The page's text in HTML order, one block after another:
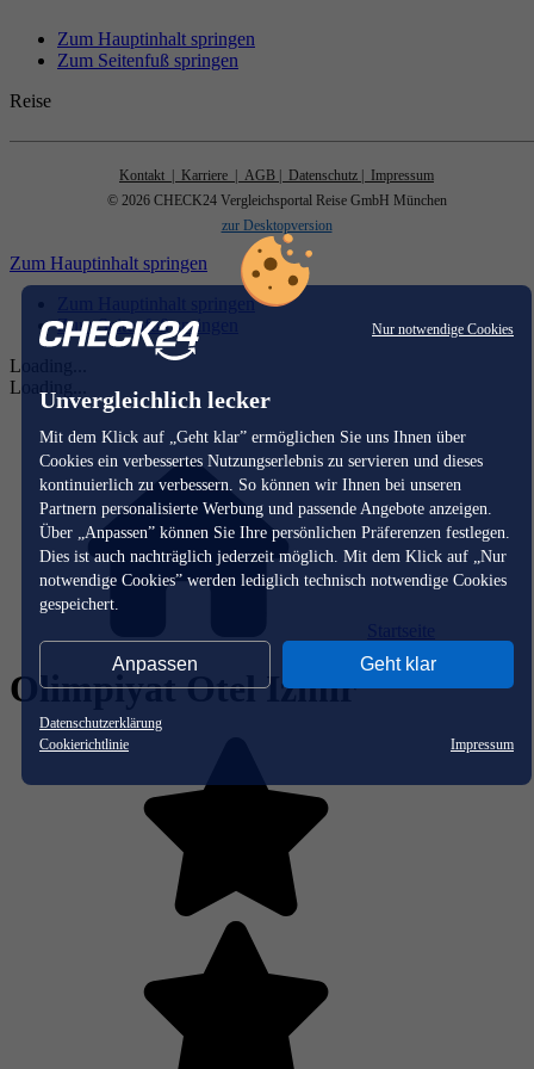
Nur notwendige Cookies
Unvergleichlich lecker
Mit dem Klick auf „Geht klar” ermöglichen Sie uns Ihnen über
Cookies ein verbessertes Nutzungserlebnis zu servieren und dieses
kontinuierlich zu verbessern. So können wir Ihnen bei unseren
Partnern personalisierte Werbung und passende Angebote anzeigen.
Über „Anpassen” können Sie Ihre persönlichen Präferenzen festlegen.
Dies ist auch nachträglich jederzeit möglich. Mit dem Klick auf „Nur
notwendige Cookies” werden lediglich technisch notwendige Cookies
gespeichert.
Anpassen Geht klar
Datenschutzerklärung
Cookierichtlinie
Impressum
Zum Hauptinhalt springen
Zum Seitenfuß springen
Reise
Kontakt | Karriere | AGB | Datenschutz
| Impressum
© 2026 CHECK24 Vergleichsportal Reise GmbH München
zur Desktopversion
Zum Hauptinhalt springen
Zum Hauptinhalt springen
Zum Seitenfuß springen
Loading...
Loading...
Olimpiyat Otel Izmir